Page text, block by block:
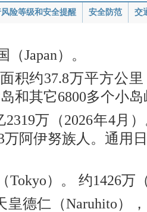
险等级和安全提醒 安全防范 交
（Japan）。
积约37.8万平方公
和其它6800多个小
2319万（2026年4月
万阿伊努族人。通用
Tokyo）。 约1426万
皇德仁（Naruhito）